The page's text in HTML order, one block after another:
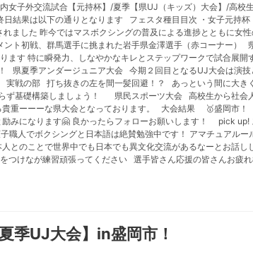
女子外交流試合【元持杯】/夏季【県UJ（キッズ）大会】/高校
結果は以下の通りとなります フェスタ種目目次 ・女子元
ました 昨今ではマスボクシングの普及による進捗とともに女
初戦、群馬選手に挑まれた岩手県金澤選手（赤コーナー）
ます 特に瞬発力、しなやかなキレとステップワークで試合展
県夏季アンダージュニア大会 今期２回目となるUJ大会は演技
戦の部 打ち抜きの左を間一髪回避！？ あっという間に大き
ず基礎構築しましょう！ 県民スポーツ大会 高校生から社会
貴重ーーーな県大会となっております。 大会結果 🥇盛岡市
みになります🤗 良かったらフォローお願いします！ pick
人でボクシングと日本語は絶賛勉強中です！ アマチュアル
とのことで世界中でも日本でも異文化交流があるなーとお話
つけなが練習頑張ってください 選手皆さん応援の皆さんお疲
季UJ大会】in盛岡市！